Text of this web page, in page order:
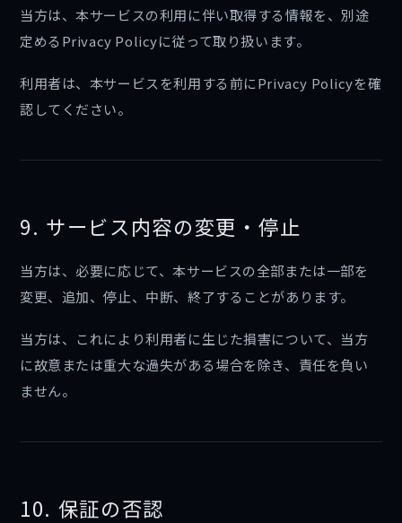
当方は、本サービスの利用に伴い取得する情報を、別途
定めるPrivacy Policyに従って取り扱います。
利用者は、本サービスを利用する前にPrivacy Policyを確
認してください。
9. サービス内容の変更・停止
当方は、必要に応じて、本サービスの全部または一部を
変更、追加、停止、中断、終了することがあります。
当方は、これにより利用者に生じた損害について、当方
に故意または重大な過失がある場合を除き、責任を負い
ません。
10. 保証の否認